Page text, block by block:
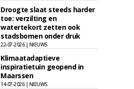
Droogte slaat steeds harder
toe: verzilting en
watertekort zetten ook
stadsbomen onder druk
22-07-2026 | NIEUWS
Klimaatadaptieve
inspiratietuin geopend in
Maarssen
14-07-2026 | NIEUWS